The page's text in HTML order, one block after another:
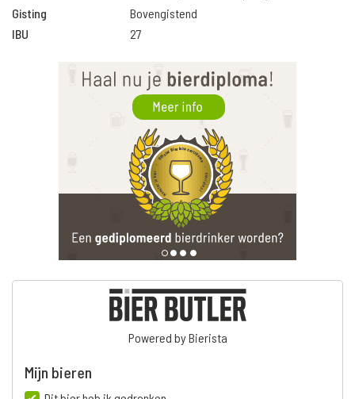
Gisting
Bovengistend
IBU
27
Powered by Bierista
Mijn bieren